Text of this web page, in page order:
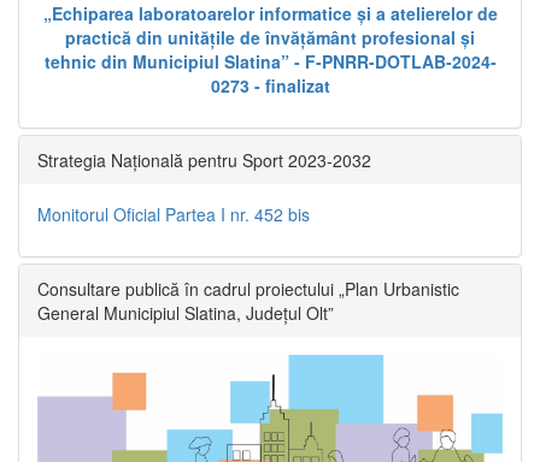
„Echiparea laboratoarelor informatice și a atelierelor de
practică din unitățile de învățământ profesional și
tehnic din Municipiul Slatina” - F-PNRR-DOTLAB-2024-
0273 - finalizat
Strategia Națională pentru Sport 2023-2032
Monitorul Oficial Partea I nr. 452 bis
Consultare publică în cadrul proiectului „Plan Urbanistic
General Municipiul Slatina, Județul Olt”